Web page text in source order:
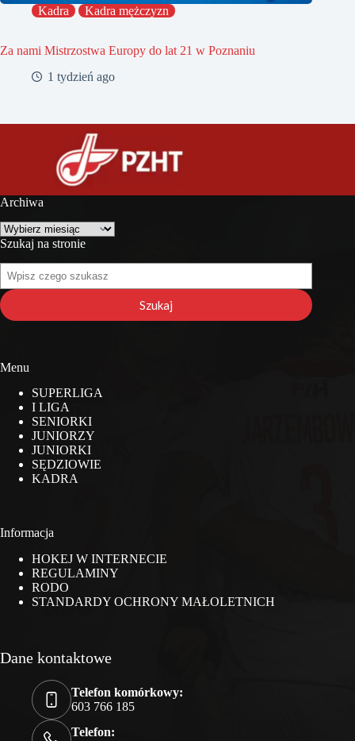
Kadra Kadra mężczyzn
Za nami Mistrzostwa Europy do lat 21 w Poznaniu
1 tydzień ago
Archiwa
Archiwa
Szukaj na stronie
Szukaj
na
stronie
Szukaj
Menu
SUPERLIGA
I LIGA
SENIORKI
JUNIORZY
JUNIORKI
SĘDZIOWIE
KADRA
Informacja
HOKEJ W INTERNECIE
REGULAMINY
RODO
STANDARDY OCHRONY MAŁOLETNICH
Dane kontaktowe
Telefon komórkowy:
603 766 185
Telefon: